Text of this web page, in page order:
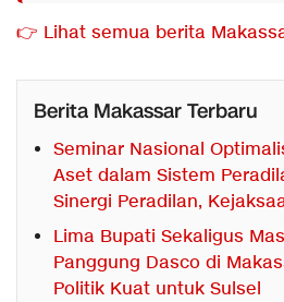
👉 Lihat semua berita
Berita Makassar Terbaru
Seminar Nasional
Aset dalam Sistem
Sinergi Peradilan,
Lima Bupati Sekaligus
Panggung Dasco di
Politik Kuat untuk Sulsel